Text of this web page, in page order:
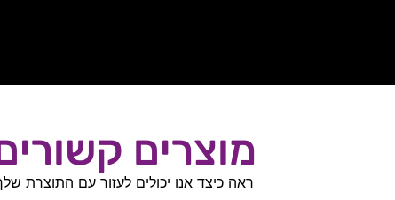
מוצרים
ראה כיצד אנו יכולים לעזור עם התוצרת